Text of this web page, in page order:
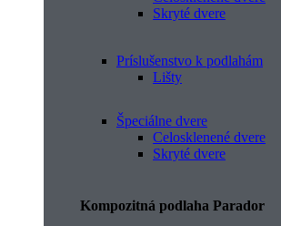
Skryté dvere
Príslušenstvo k podlahám
Lišty
Špeciálne dvere
Celosklenené dvere
Skryté dvere
Kompozitná podlaha Parador